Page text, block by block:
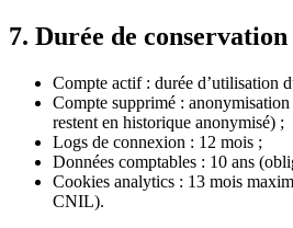
7. Durée de conservation
Compte actif : durée d’utilisation
Compte supprimé :
restent en historique anonymisé) ;
Logs de connexion : 12 mois ;
Données comptables : 10 ans
Cookies analytics : 13 mois
CNIL).